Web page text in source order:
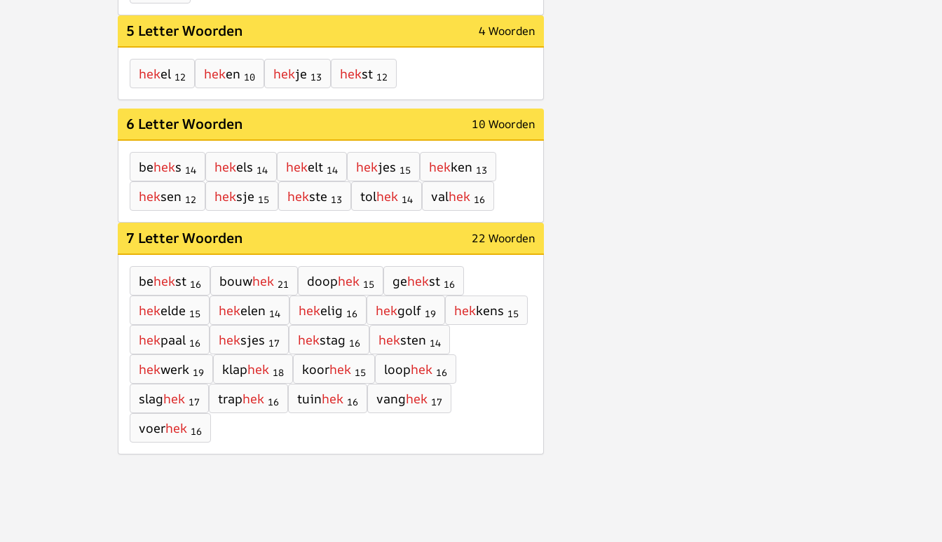
5 Letter Woorden 4 Woorden
hekel 12 heken 10 hekje 13 hekst 12
6 Letter Woorden 10 Woorden
beheks 14 hekels 14 hekelt 14 hekjes 15 hekken 13
heksen 12 heksje 15 hekste 13 tolhek 14 valhek 16
7 Letter Woorden 22 Woorden
behekst 16 bouwhek 21 doophek 15 gehekst 16
hekelde 15 hekelen 14 hekelig 16 hekgolf 19 hekkens 15
hekpaal 16 heksjes 17 hekstag 16 heksten 14
hekwerk 19 klaphek 18 koorhek 15 loophek 16
slaghek 17 traphek 16 tuinhek 16 vanghek 17
voerhek 16